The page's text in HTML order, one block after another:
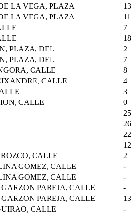
LA VEGA, PLAZA
13
LA VEGA, PLAZA
11
7
18
PLAZA, DEL
2
PLAZA, DEL
7
CALLE
8
CALLE
4
3
CALLE
0
25
26
22
12
CALLE
2
GOMEZ, CALLE
-
GOMEZ, CALLE
-
PAREJA, CALLE
-
PAREJA, CALLE
13
CALLE
-